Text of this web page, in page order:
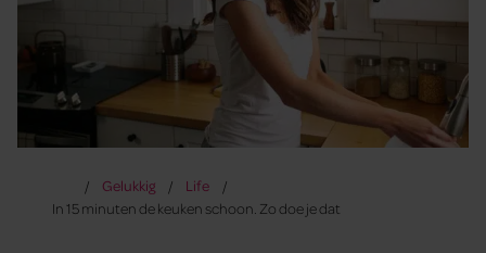
Gelukkig
Life
In 15 minuten de keuken schoon. Zo doe je dat